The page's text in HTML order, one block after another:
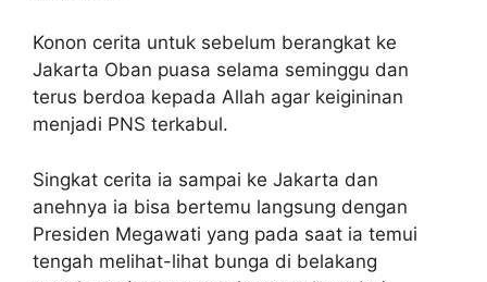
Konon cerita untuk sebelum berangkat ke
Jakarta Oban puasa selama seminggu dan
terus berdoa kepada Allah agar keigininan
menjadi PNS terkabul.
Singkat cerita ia sampai ke Jakarta dan
anehnya ia bisa bertemu langsung dengan
Presiden Megawati yang pada saat ia temui
tengah melihat-lihat bunga di belakang